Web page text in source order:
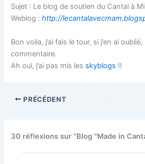
Sujet : Le blog de soutien du Cantal à
Weblog :http://
Bon voila, j’ai fais le tour, si j’en ai
commentaire.
Ah oui, j’ai pas mis les skyblogs !!
PRÉCÉDENT
30 réflexions sur “Blog "Made in